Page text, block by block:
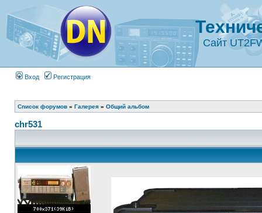
Сайт
Вход Регистрация
Список форумов » Галерея » Общий альбом
chr531